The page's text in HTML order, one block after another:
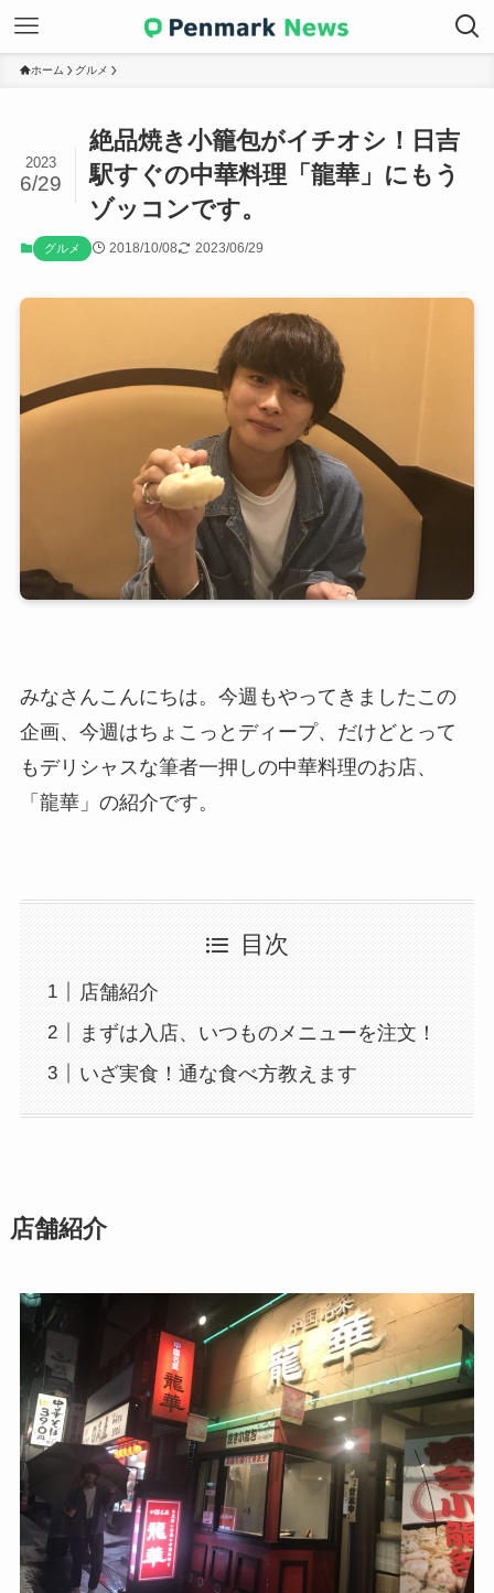
ホーム グルメ
絶品焼き小籠包がイチオシ！日吉
駅すぐの中華料理「龍華」にもう
ゾッコンです。
2023
6/29
グルメ 2018/10/08 2023/06/29
みなさんこんにちは。今週もやってきましたこの
企画、今週はちょこっとディープ、だけどとって
もデリシャスな筆者一押しの中華料理のお店、
「龍華」の紹介です。
目次
店舗紹介
まずは入店、いつものメニューを注文！
いざ実食！通な食べ方教えます
店舗紹介